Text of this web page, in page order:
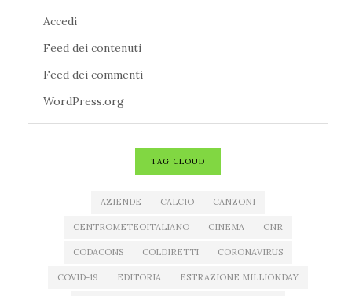
Accedi
Feed dei contenuti
Feed dei commenti
WordPress.org
TAG CLOUD
AZIENDE CALCIO CANZONI
CENTROMETEOITALIANO CINEMA CNR
CODACONS COLDIRETTI CORONAVIRUS
COVID-19 EDITORIA ESTRAZIONE MILLIONDAY